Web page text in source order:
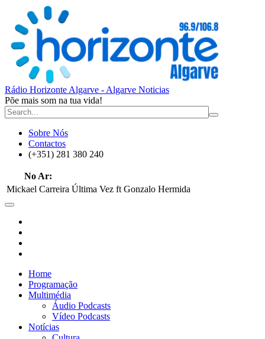
Rádio Horizonte Algarve - Algarve Noticias
Põe mais som na tua vida!
Sobre Nós
Contactos
(+351) 281 380 240
No Ar:
Mickael Carreira Última Vez ft Gonzalo Hermida
Home
Programação
Multimédia
Áudio Podcasts
Vídeo Podcasts
Notícias